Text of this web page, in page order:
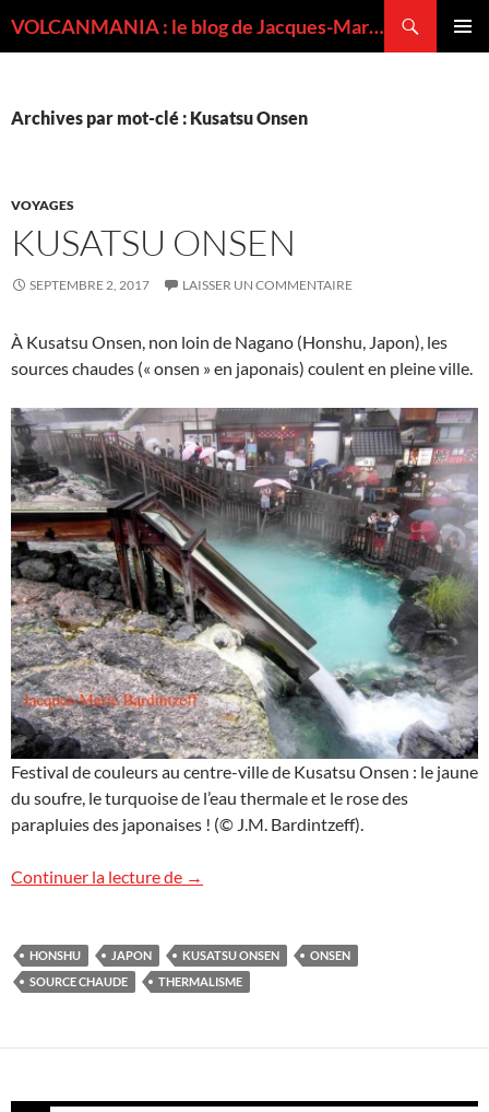
VOLCANMANIA : le blog de Jacques-Marie BARDINTZEFF, volcanologue
Archives par mot-clé : Kusatsu Onsen
VOYAGES
KUSATSU ONSEN
SEPTEMBRE 2, 2017 LAISSER UN COMMENTAIRE
À Kusatsu Onsen, non loin de Nagano (Honshu, Japon), les
sources chaudes (« onsen » en japonais) coulent en pleine ville.
Festival de couleurs au centre-ville de Kusatsu Onsen : le jaune
du soufre, le turquoise de l’eau thermale et le rose des
parapluies des japonaises ! (© J.M. Bardintzeff).
Continuer la lecture de Kusatsu Onsen
→
HONSHU JAPON KUSATSU ONSEN
ONSEN
SOURCE CHAUDE
THERMALISME